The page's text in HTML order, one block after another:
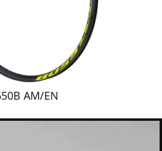
AM/EN